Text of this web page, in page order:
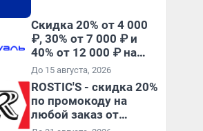
Скидка 20% от 4 000
₽, 30% от 7 000 ₽ и
40% от 12 000 ₽ на
первый и все
повторные заказы по
промокоду ТРЕНД
До 15 августа, 2026
ROSTIC'S - скидка 20%
по промокоду на
любой заказ от
3199₽!